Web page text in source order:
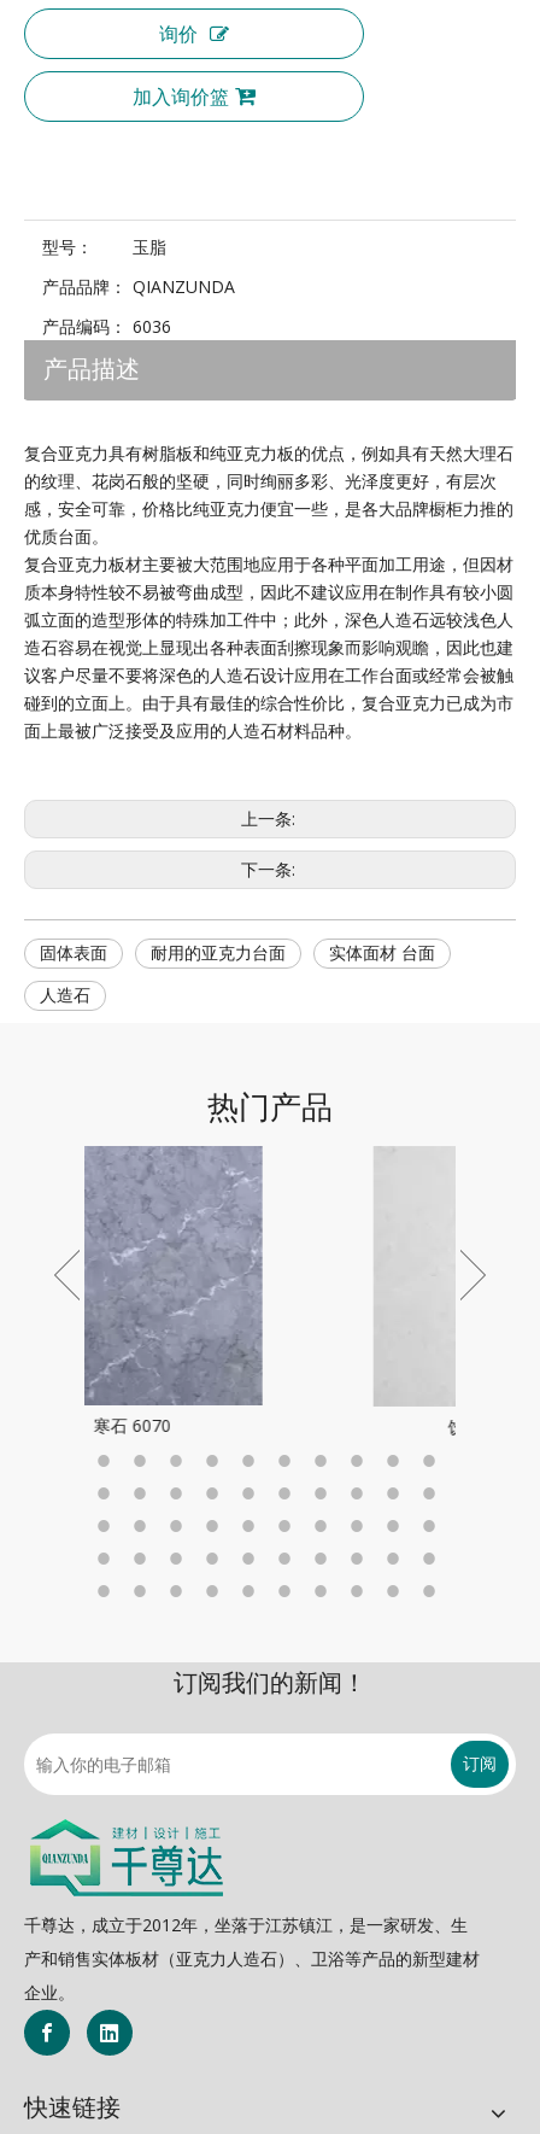
询价
加入询价篮
型号：
玉脂
产品品牌： QIANZUNDA
产品编码： 6036
产品描述
复合亚克力具有树脂板和纯亚克力板的优点，例如具有天然大理石
的纹理、花岗石般的坚硬，同时绚丽多彩、光泽度更好，有层次
感，安全可靠，价格比纯亚克力便宜一些，是各大品牌橱柜力推的
优质台面。
复合亚克力板材主要被大范围地应用于各种平面加工用途，但因材
质本身特性较不易被弯曲成型，因此不建议应用在制作具有较小圆
弧立面的造型形体的特殊加工件中；此外，深色人造石远较浅色人
造石容易在视觉上显现出各种表面刮擦现象而影响观瞻，因此也建
议客户尽量不要将深色的人造石设计应用在工作台面或经常会被触
碰到的立面上。由于具有最佳的综合性价比，复合亚克力已成为市
面上最被广泛接受及应用的人造石材料品种。
上一条:
下一条:
固体表面 耐用的亚克力台面
实体面材 台面
人造石
热门产品
订阅我们的新闻！
订阅
千尊达，成立于2012年，坐落于江苏镇江，是一家研发、生
产和销售实体板材（亚克力人造石）、卫浴等产品的新型建材
企业。
快速链接